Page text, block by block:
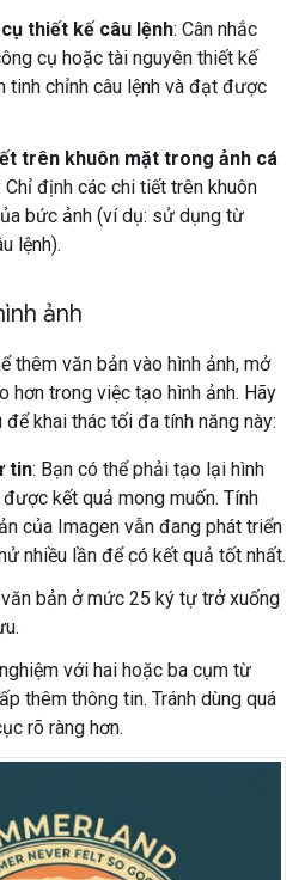
thiết kế câu lệnh: Cân nhắc
cụ hoặc tài nguyên thiết kế
tinh chỉnh câu lệnh và đạt được
trên khuôn mặt trong ảnh cá
Chỉ định các chi tiết trên khuôn
bức ảnh (ví dụ: sử dụng từ
lệnh).
ảnh
thêm văn bản vào hình ảnh, mở
hơn trong việc tạo hình ảnh. Hãy
khai thác tối đa tính năng này:
tin: Bạn có thể phải tạo lại hình
kết quả mong muốn. Tính
của Imagen vẫn đang phát triển
nhiều lần để có kết quả tốt nhất.
văn bản ở mức 25 ký tự trở xuống
với hai hoặc ba cụm từ
thêm thông tin. Tránh dùng quá
rõ ràng hơn.